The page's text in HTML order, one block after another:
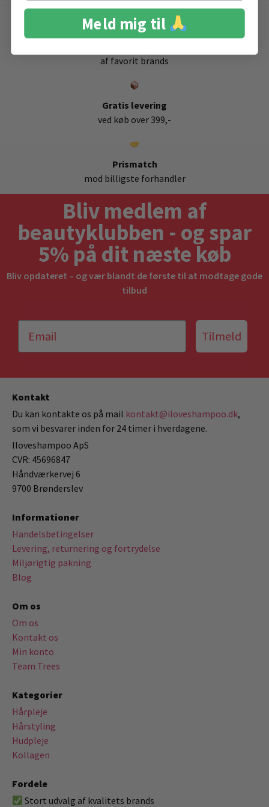
af favorit brands
Gratis levering
ved køb over 399,-
Prismatch
mod billigste forhandler
Bliv medlem af
beautyklubben - og spar
5% på dit næste køb
Bliv opdateret – og vær blandt de første til at modtage gode
tilbud
Tilmeld
Kontakt
Du kan kontakte os på mail kontakt@iloveshampoo.dk,
som vi besvarer inden for 24 timer i hverdagene.
Iloveshampoo ApS
CVR: 45696847
Håndværkervej 6
9700 Brønderslev
Informationer
Handelsbetingelser
Levering, returnering og fortrydelse
Miljørigtig pakning
Blog
Om os
Om os
Kontakt os
Min konto
Team Trees
Kategorier
Hårpleje
Hårstyling
Hudpleje
Kollagen
Fordele
Stort udvalg af kvalitets brands
Meld mig til